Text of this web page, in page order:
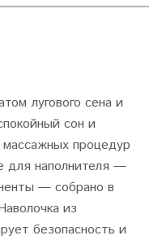
лугового сена и
сон и
процедур
для наполнителя —
— собрано в
из
безопасность и